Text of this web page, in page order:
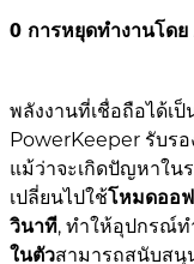
0 การหยุดทำงานโดย
พลังงานที่เชื่อถือได้เ
PowerKeeper รับร
แม้ว่าจะเกิดปัญหาใน
เปลี่ยนไปใช้โหมดออฟ
วินาที, ทำให้อุปกรณ์ท
ในตัวสามารถสนับสนุ